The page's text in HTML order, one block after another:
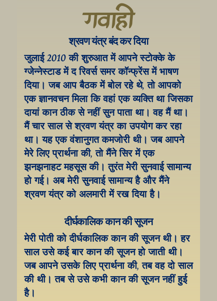
गवाही
श्रवण यंत्र बंद कर दिया
जुलाई 2010 की शुरुआत में आपने स्टोक्के के
ग्जेन्नेस्टाड में द रिवर्स समर कॉन्फ्रेंस में भाषण
दिया। जब आप बैठक में बोल रहे थे, तो आपको
एक ज्ञानवचन मिला कि वहां एक व्यक्ति था जिसका
दायां कान ठीक से नहीं सुन पाता था। वह मैं था।
मैं चार साल से श्रवण यंत्र का उपयोग कर रहा
था। यह एक वंशानुगत कमजोरी थी। जब आपने
मेरे लिए प्रार्थना की, तो मैंने सिर में एक
झनझनाहट महसूस की। तुरंत मेरी सुनवाई सामान्य
हो गई। अब मेरी सुनवाई सामान्य है और मैंने
श्रवण यंत्र को अलमारी में रख दिया है।
दीर्घकालिक कान की सूजन
मेरी पोती को दीर्घकालिक कान की सूजन थी। हर
साल उसे कई बार कान की सूजन हो जाती थी।
जब आपने उसके लिए प्रार्थना की, तब वह दो साल
की थी। तब से उसे कभी कान की सूजन नहीं हुई
है।